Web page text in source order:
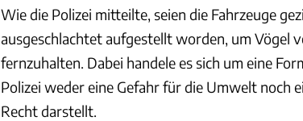
Wie die Polizei mitteilte, seien die Fahrzeuge
ausgeschlachtet aufgestellt worden, um Vögel
fernzuhalten. Dabei handele es sich um eine
Polizei weder eine Gefahr für die Umwelt noch
Recht darstellt.